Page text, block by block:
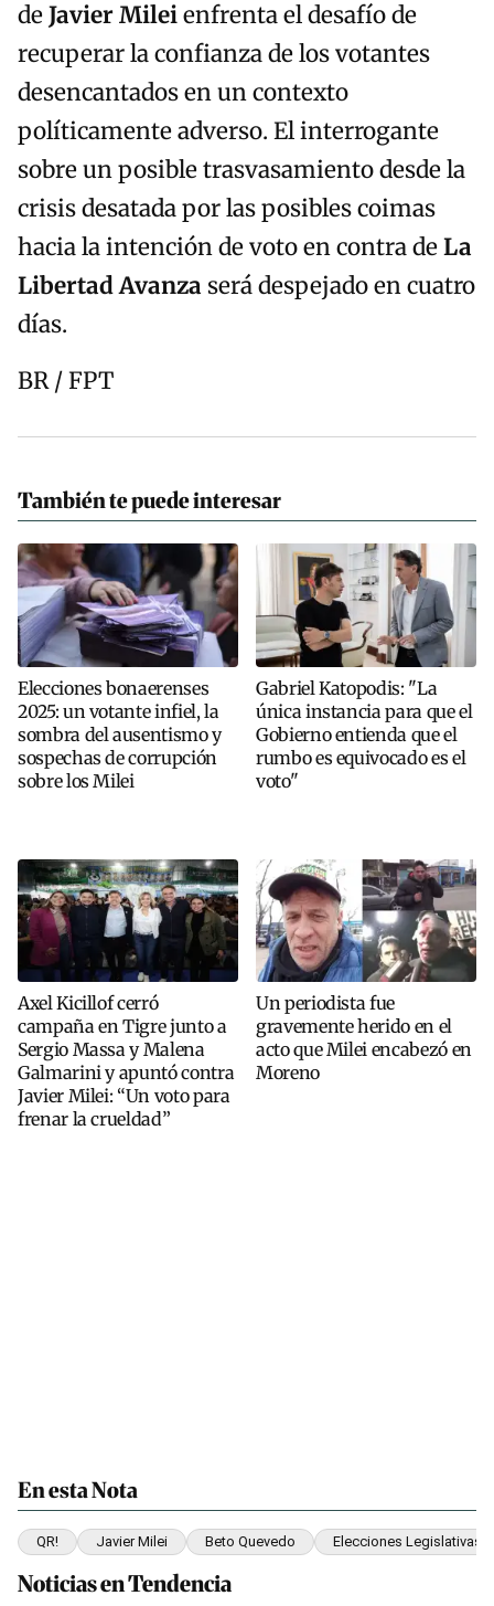
deJavier Mileienfrenta el desafío de
recuperar la confianza de los votantes
desencantados en un contexto
políticamente adverso. El interrogante
sobre un posible trasvasamiento desde la
crisis desatada por las posibles coimas
hacia la intención de voto en contra deLa
Libertad Avanza será despejado en cuatro
días.
BR / FPT
También te puede interesar
Elecciones bonaerenses
2025: un votante infiel, la
sombra del ausentismo y
sospechas de corrupción
sobre los Milei
Gabriel Katopodis: "La
única instancia para que el
Gobierno entienda que el
rumbo es equivocado es el
voto"
Axel Kicillof cerró
campaña en Tigre junto a
Sergio Massa y Malena
Galmarini y apuntó contra
Javier Milei: “Un voto para
frenar la crueldad”
Un periodista fue
gravemente herido en el
acto que Milei encabezó en
Moreno
En esta Nota
QR! Javier Milei Beto Quevedo Elecciones Legislativas
Noticias en Tendencia